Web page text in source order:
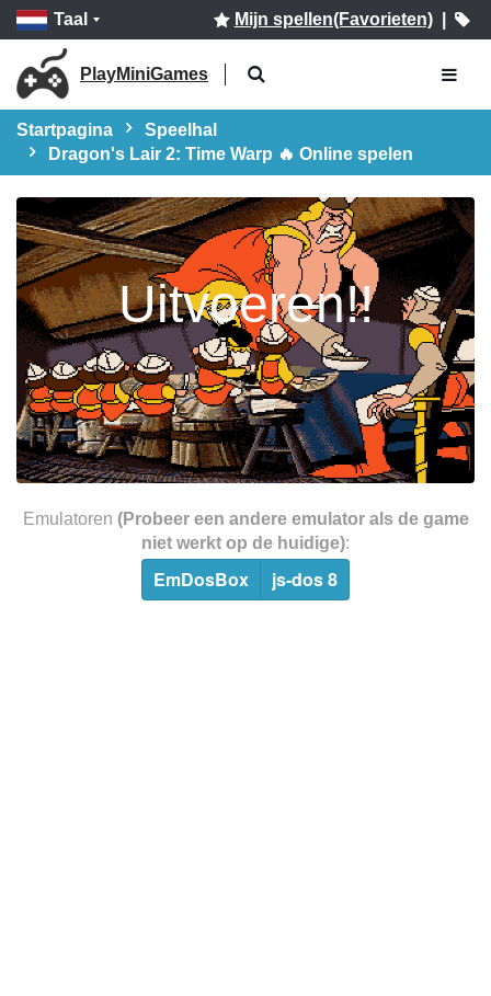
Taal Mijn spellen(Favorieten)|
PlayMiniGames
Startpagina
Speelhal
Dragon's Lair 2: Time Warp 🔥 Online spelen
Uitvoeren!!
Emulatoren (Probeer een andere emulator als de game
niet werkt op de huidige):
EmDosBox js-dos 8